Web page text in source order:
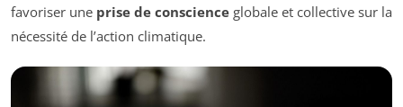
favoriser une prise de conscience globale et collective sur la
nécessité de l’action climatique.